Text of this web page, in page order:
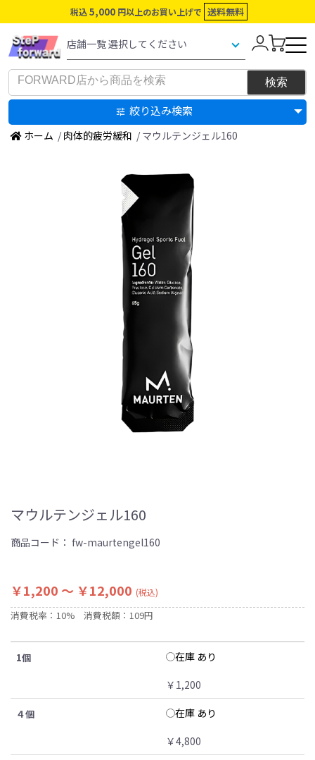
税込 5,000 円以上のお買い上げで 送料無料
絞り込み検索
ホーム / 肉体的疲労緩和 / マウルテンジェル160
マウルテンジェル160
商品コード： fw-maurtengel160
￥1,200 ～ ￥12,000 (税込)
消費税率：10% 消費税額：109円
1個
在庫 あり
￥1,200
４個
在庫 あり
￥4,800